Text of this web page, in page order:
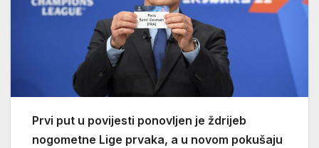
Prvi put u povijesti ponovljen je ždrijeb
nogometne Lige prvaka, a u novom pokušaju